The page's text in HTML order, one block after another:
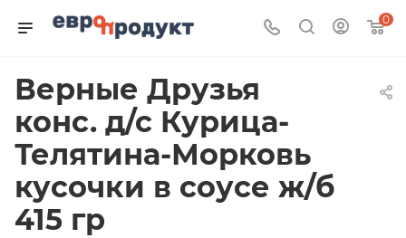
0
Верные Друзья
конс. д/с Курица-
Телятина-Морковь
кусочки в соусе ж/б
415 гр